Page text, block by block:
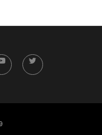
YouTube Twitter